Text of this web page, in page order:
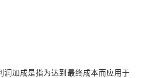
润加成是指为达到最终成本而应用于